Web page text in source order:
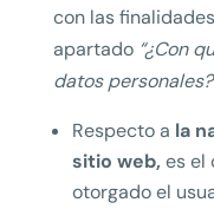
con las
apartado “¿Con
datos personales?
Respecto a la
sitio web, es el
otorgado el